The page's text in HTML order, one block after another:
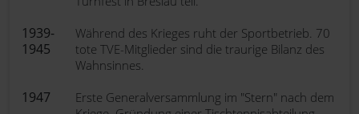
1939-
1945
Während des Krieges ruht der Sportbetrieb. 70
tote TVE-Mitglieder sind die traurige Bilanz des
Wahnsinnes.
1947
Erste Generalversammlung im "Stern" nach dem